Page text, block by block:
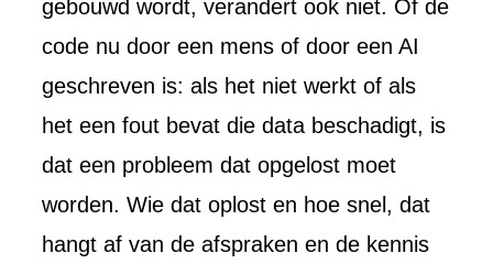
gebouwd wordt, verandert ook niet. Of de
code nu door een mens of door een AI
geschreven is: als het niet werkt of als
het een fout bevat die data beschadigt, is
dat een probleem dat opgelost moet
worden. Wie dat oplost en hoe snel, dat
hangt af van de afspraken en de kennis